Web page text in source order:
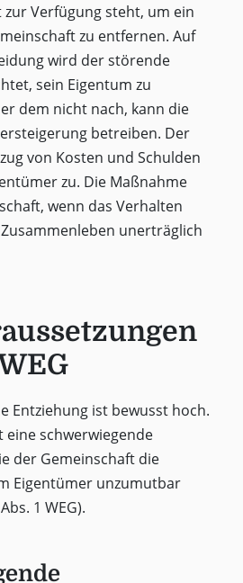
Verfügung steht, um ein
zu entfernen. Auf
wird der störende
sein Eigentum zu
dem nicht nach, kann die
betreiben. Der
von Kosten und Schulden
zu. Die Maßnahme
wenn das Verhalten
unerträglich
Entziehung ist bewusst hoch.
eine schwerwiegende
der Gemeinschaft die
Eigentümer unzumutbar
1 WEG).